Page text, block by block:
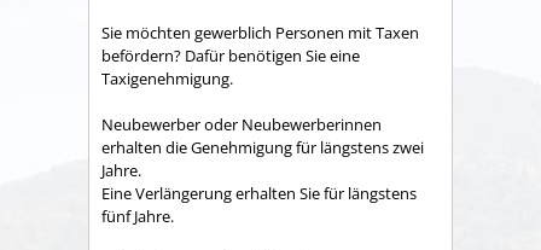
Sie möchten gewerblich Personen mit Taxen
befördern? Dafür benötigen Sie eine
Taxigenehmigung.
Neubewerber oder Neubewerberinnen
erhalten die Genehmigung für längstens zwei
Jahre.
Eine Verlängerung erhalten Sie für längstens
fünf Jahre.